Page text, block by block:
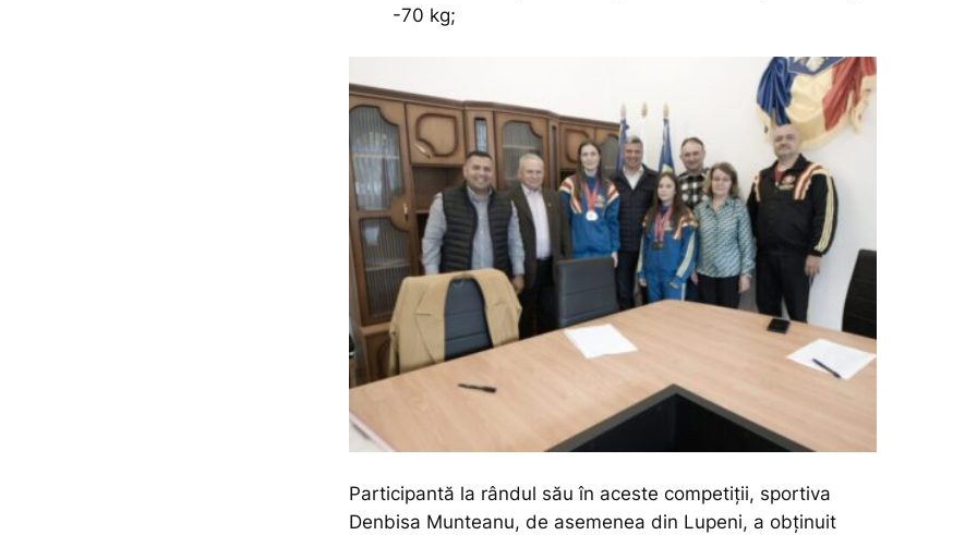
-70 kg;
Participantă la rândul său în aceste competiții, sportiva
Denbisa Munteanu, de asemenea din Lupeni, a obținuit